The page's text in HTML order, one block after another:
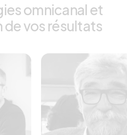
omnicanal et
de vos résultats